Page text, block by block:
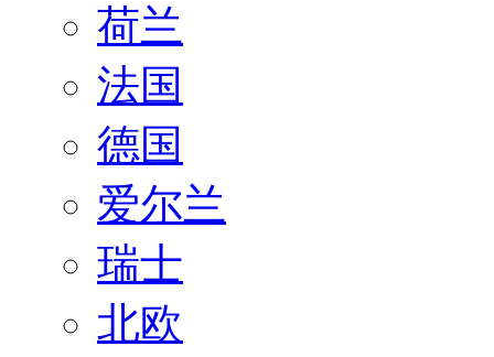
荷兰
法国
德国
爱尔兰
瑞士
北欧